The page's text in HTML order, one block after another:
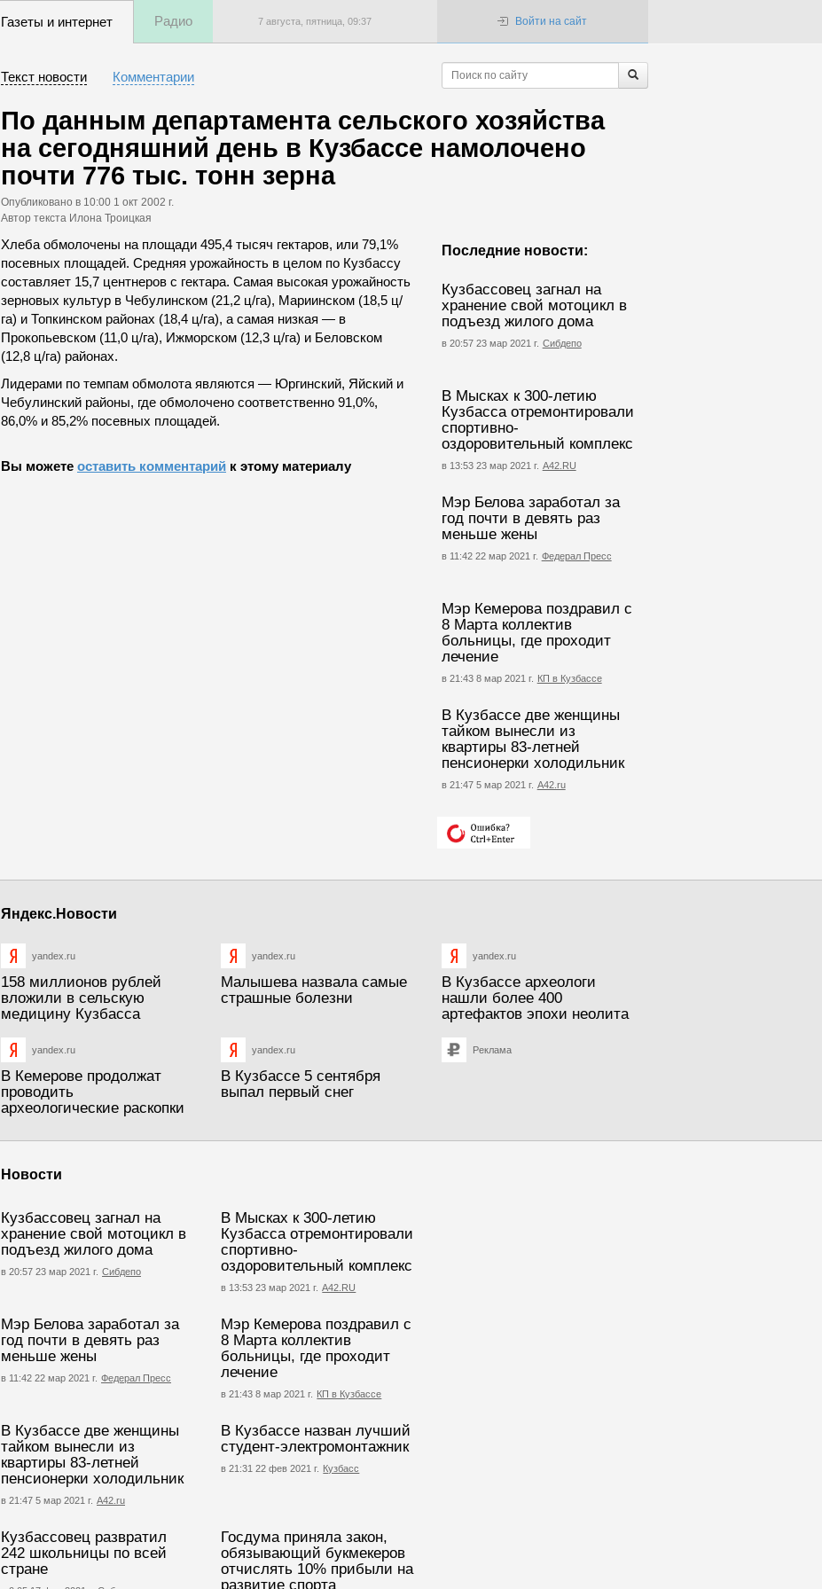
Газеты и интернет Радио 7 августа, пятница, 09:37 Войти на сайт
Текст новости Комментарии
По данным департамента сельского хозяйства
на сегодняшний день в Кузбассе намолочено
почти 776 тыс. тонн зерна
Опубликовано в 10:00 1 окт 2002 г.
Автор текста Илона Троицкая
Последние новости:
Кузбассовец загнал на
хранение свой мотоцикл в
подъезд жилого дома
в 20:57 23 мар 2021 г. Сибдепо
В Мысках к 300-летию
Кузбасса отремонтировали
спортивно-
оздоровительный комплекс
в 13:53 23 мар 2021 г. А42.RU
Мэр Белова заработал за
год почти в девять раз
меньше жены
в 11:42 22 мар 2021 г. Федерал Пресс
Мэр Кемерова поздравил с
8 Марта коллектив
больницы, где проходит
лечение
в 21:43 8 мар 2021 г. КП в Кузбассе
В Кузбассе две женщины
тайком вынесли из
квартиры 83-летней
пенсионерки холодильник
в 21:47 5 мар 2021 г. А42.ru
Хлеба обмолочены на площади 495,4 тысяч гектаров, или 79,1%
посевных площадей. Средняя урожайность в целом по Кузбассу
составляет 15,7 центнеров с гектара. Самая высокая урожайность
зерновых культур в Чебулинском (21,2 ц/га), Мариинском (18,5 ц/
га) и Топкинском районах (18,4 ц/га), а самая низкая — в
Прокопьевском (11,0 ц/га), Ижморском (12,3 ц/га) и Беловском
(12,8 ц/га) районах.
Лидерами по темпам обмолота являются — Юргинский, Яйский и
Чебулинский районы, где обмолочено соответственно 91,0%,
86,0% и 85,2% посевных площадей.
Вы можете оставить комментарий к этому материалу
Яндекс.Новости
yandex.ru
158 миллионов рублей
вложили в сельскую
медицину Кузбасса
yandex.ru
Малышева назвала самые
страшные болезни
yandex.ru
В Кузбассе археологи
нашли более 400
артефактов эпохи неолита
yandex.ru
В Кемерове продолжат
проводить
археологические раскопки
yandex.ru
В Кузбассе 5 сентября
выпал первый снег
Реклама
Новости
Кузбассовец загнал на
хранение свой мотоцикл в
подъезд жилого дома
в 20:57 23 мар 2021 г. Сибдепо
В Мысках к 300-летию
Кузбасса отремонтировали
спортивно-
оздоровительный комплекс
в 13:53 23 мар 2021 г. А42.RU
Мэр Белова заработал за
год почти в девять раз
меньше жены
в 11:42 22 мар 2021 г. Федерал Пресс
Мэр Кемерова поздравил с
8 Марта коллектив
больницы, где проходит
лечение
в 21:43 8 мар 2021 г. КП в Кузбассе
В Кузбассе две женщины
тайком вынесли из
квартиры 83-летней
пенсионерки холодильник
в 21:47 5 мар 2021 г. А42.ru
В Кузбассе назван лучший
студент-электромонтажник
в 21:31 22 фев 2021 г. Кузбасс
Кузбассовец развратил
242 школьницы по всей
стране
Госдума приняла закон,
обязывающий букмекеров
отчислять 10% прибыли на
развитие спорта